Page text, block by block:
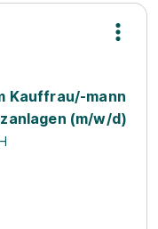
Kauffrau/-mann
(m/w/d)